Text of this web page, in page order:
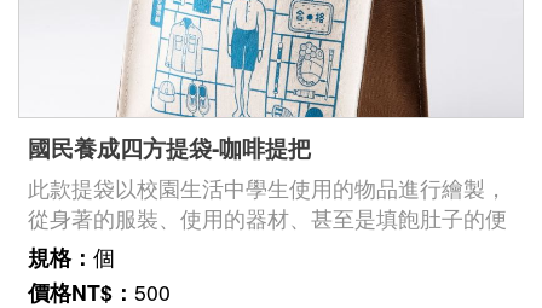
國民養成四方提袋-咖啡提把
此款提袋以校園生活中學生使用的物品進行繪製，
從身著的服裝、使用的器材、甚至是填飽肚子的便
當，到個人學習用品等，各式各樣的教育輔助用具
是陪伴我們走過校園生活記憶的重要夥伴。
規格： 個
價格NT$： 500